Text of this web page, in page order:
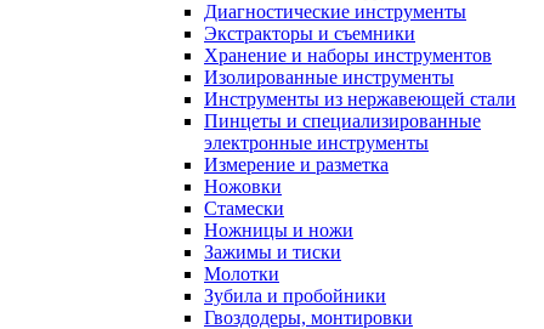
Диагностические инструменты
Экстракторы и съемники
Хранение и наборы инструментов
Изолированные инструменты
Инструменты из нержавеющей стали
Пинцеты и специализированные
электронные инструменты
Измерение и разметка
Ножовки
Стамески
Ножницы и ножи
Зажимы и тиски
Молотки
Зубила и пробойники
Гвоздодеры, монтировки